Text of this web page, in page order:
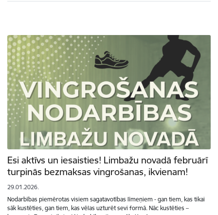
Esi aktīvs un iesaisties! Limbažu novadā februārī
turpinās bezmaksas vingrošanas, ikvienam!
29.01.2026.
Nodarbības piemērotas visiem sagatavotības līmeņiem - gan tiem, kas tikai
sāk kustēties, gan tiem, kas vēlas uzturēt sevi formā. Nāc kustēties –